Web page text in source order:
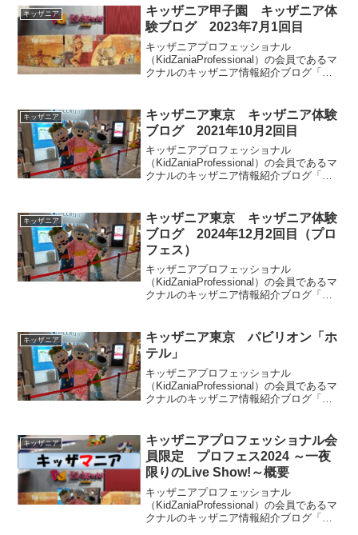
キッザニア
キッザニア甲子園 キッザニア体
験ブログ 2023年7月1回目
キッザニアプロフェッショナル
（KidZaniaProfessional）の会員であるマ
クナルのキッザニア情報紹介ブログ「キ
リアルタイム更新していきます。皆様の
参考になりましたら幸いです。
キッザニア
キッザニア東京 キッザニア体験
ブログ 2021年10月2回目
キッザニアプロフェッショナル
（KidZaniaProfessional）の会員であるマ
クナルのキッザニア情報紹介ブログ「キ
皆様の参考になりましたら幸いです。
キッザニア
キッザニア東京 キッザニア体験
ブログ 2024年12月2回目（プロ
フェス）
キッザニアプロフェッショナル
（KidZaniaProfessional）の会員であるマ
クナルのキッザニア情報紹介ブログ「キ
リアルタイム更新していきます。皆様の
参考になりましたら幸いです。
キッザニア
キッザニア東京 パビリオン「ホ
テル」
キッザニアプロフェッショナル
（KidZaniaProfessional）の会員であるマ
クナルのキッザニア情報紹介ブログ「キ
種類となります。
キッザニア
キッザニアプロフェッショナル会
員限定 プロフェス2024 ～一夜
限りのLive Show!～概要
キッザニアプロフェッショナル
（KidZaniaProfessional）の会員であるマ
クナルのキッザニア情報紹介ブログ「キ